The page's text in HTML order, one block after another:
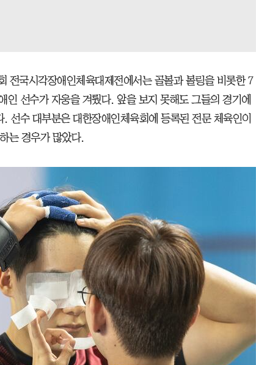
전국시각장애인체육대제전에서는 골볼과 볼링을 비롯한 7
인 선수가 자웅을 겨뤘다. 앞을 보지 못해도 그들의 경기에
선수 대부분은 대한장애인체육회에 등록된 전문 체육인이
는 경우가 많았다.